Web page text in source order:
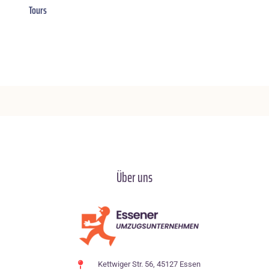
Tours
Über uns
Kettwiger Str. 56, 45127 Essen